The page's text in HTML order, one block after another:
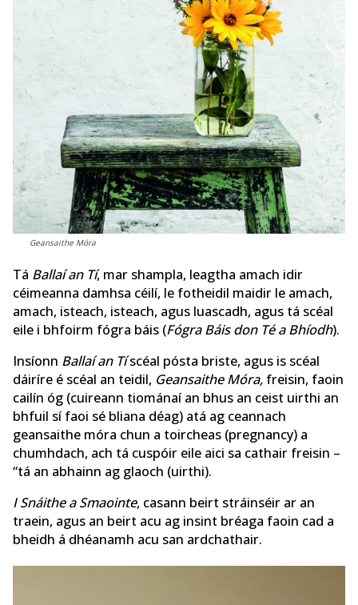
Geansaithe Móra
Tá Ballaí an Tí, mar shampla, leagtha amach idir
céimeanna damhsa céilí, le fotheidil maidir le amach,
amach, isteach, isteach, agus luascadh, agus tá scéal
eile i bhfoirm fógra báis (Fógra Báis don Té a Bhíodh).
Insíonn Ballaí an Tíscéal pósta briste, agus is scéal
dáiríre é scéal an teidil, Geansaithe Móra, freisin, faoin
cailín óg (cuireann tiománaí an bhus an ceist uirthi an
bhfuil sí faoi sé bliana déag) atá ag ceannach
geansaithe móra chun a toircheas (pregnancy) a
chumhdach, ach tá cuspóir eile aici sa cathair freisin –
“tá an abhainn ag glaoch (uirthi).
I Snáithe a Smaointe, casann beirt stráinséir ar an
traein, agus an beirt acu ag insint bréaga faoin cad a
bheidh á dhéanamh acu san ardchathair.